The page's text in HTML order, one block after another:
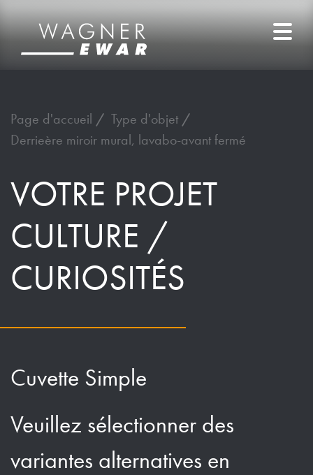
Page d'accueil
Type d'objet
Derrieère miroir mural, lavabo-avant fermé
VOTRE PROJET
CULTURE /
CURIOSITÉS
Cuvette Simple
Veuillez sélectionner des
variantes alternatives en